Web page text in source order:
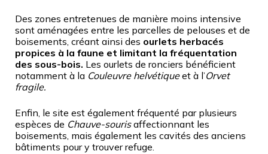
Des zones entretenues de manière moins intensive
sont aménagées entre les parcelles de pelouses et de
boisements, créant ainsi des ourlets herbacés
propices à la faune et limitant la fréquentation
des sous-bois. Les ourlets de ronciers bénéficient
notamment à la Couleuvre helvétiqueet à l’Orvet
fragile.
Enfin, le site est également fréquenté par plusieurs
espèces de Chauve-sourisaffectionnant les
boisements, mais également les cavités des anciens
bâtiments pour y trouver refuge.